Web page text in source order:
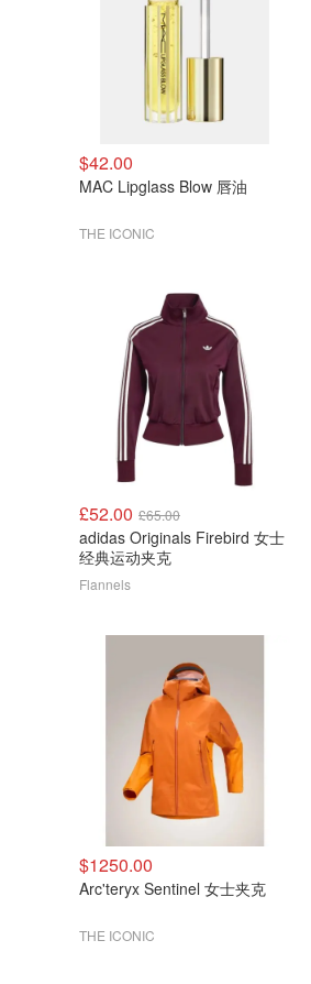
$42.00
MAC Lipglass Blow 唇油
THE ICONIC
£52.00 £65.00
adidas Originals Firebird 女士
经典运动夹克
Flannels
$1250.00
Arc'teryx Sentinel 女士夹克
THE ICONIC